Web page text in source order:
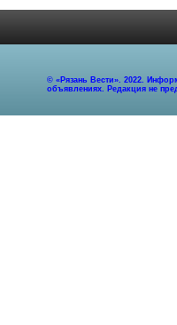
© «Рязань Вести». 2022.
объявлениях. Редакция не